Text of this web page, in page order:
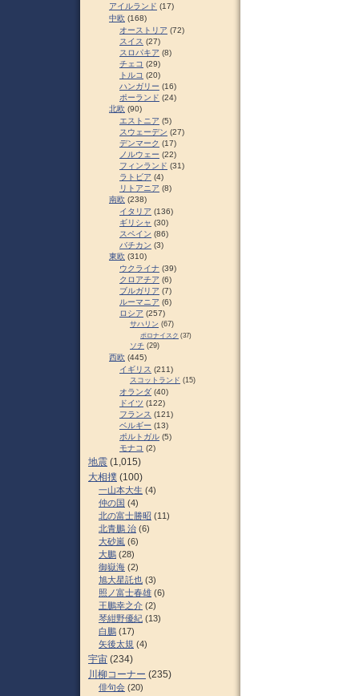
アイルランド (17)
中欧 (168)
オーストリア (72)
スイス (27)
スロパキア (8)
チェコ (29)
トルコ (20)
ハンガリー (16)
ポーランド (24)
北欧 (90)
エストニア (5)
スウェーデン (27)
デンマーク (17)
ノルウェー (22)
フィンランド (31)
ラトビア (4)
リトアニア (8)
南欧 (238)
イタリア (136)
ギリシャ (30)
スペイン (86)
バチカン (3)
東欧 (310)
ウクライナ (39)
クロアチア (6)
ブルガリア (7)
ルーマニア (6)
ロシア (257)
サハリン (67)
ポロナイスク (37)
ソチ (29)
西欧 (445)
イギリス (211)
スコットランド (15)
オランダ (40)
ドイツ (122)
フランス (121)
ベルギー (13)
ポルトガル (5)
モナコ (2)
地震 (1,015)
大相撲 (100)
一山本大生 (4)
仲の国 (4)
北の富士勝昭 (11)
北青鵬 治 (6)
大砂嵐 (6)
大鵬 (28)
御嶽海 (2)
旭大星託也 (3)
照ノ富士春雄 (6)
王鵬幸之介 (2)
琴紺野優紀 (13)
白鵬 (17)
矢後太規 (4)
宇宙 (234)
川柳コーナー (235)
俳句会 (20)